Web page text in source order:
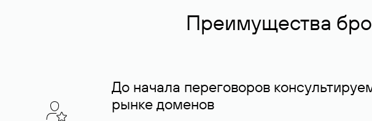
Преимущества
До начала переговоров
рынке доменов